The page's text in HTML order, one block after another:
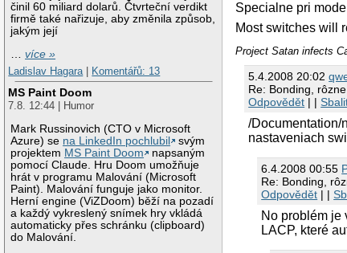
činil 60 miliard dolarů. Čtvrteční verdikt
firmě také nařizuje, aby změnila způsob,
jakým její
…více »
Ladislav Hagara| Komentářů: 13
MS Paint Doom
7.8. 12:44 | Humor
Mark Russinovich (CTO v Microsoft
Azure) se na LinkedIn pochlubil
svým
projektem MS Paint Doom
napsaným
pomocí Claude. Hru Doom umožňuje
hrát v programu Malování (Microsoft
Paint). Malování funguje jako monitor.
Herní engine (ViZDoom) běží na pozadí
a každý vykreslený snímek hry vkládá
automaticky přes schránku (clipboard)
do Malování.
Specialne pri
Most switches will
Project Satan infects
5.4.2008 20:02
Re: Bonding,
Odpovědět | |
/Documentation/
nastaveniach
6.4.2008 00:55
Re: Bonding,
Odpovědět | |
No problém je
LACP, které